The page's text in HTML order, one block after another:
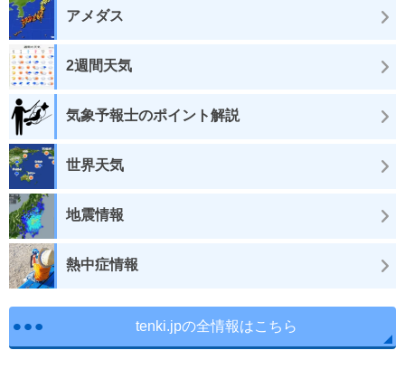
アメダス
2週間天気
気象予報士のポイント解説
世界天気
地震情報
熱中症情報
tenki.jpの全情報はこちら